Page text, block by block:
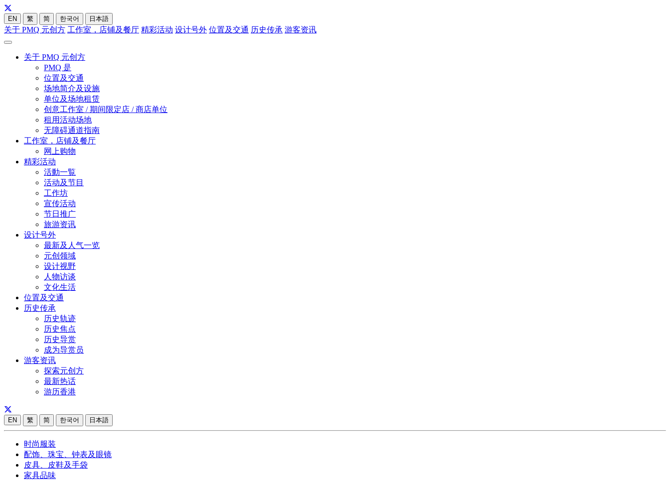
EN 繁 简 한국어 日本語
关于 PMQ 元创方 工作室，店铺及餐厅 精彩活动 设计号外 位置及交通 历史传承 游客资讯
关于 PMQ 元创方
PMQ 是
位置及交通
场地简介及设施
单位及场地租赁
创意工作室 / 期间限定店 / 商店单位
租用活动场地
无障碍通道指南
工作室，店铺及餐厅
网上购物
精彩活动
活動一覧
活动及节目
工作坊
宣传活动
节日推广
旅游资讯
设计号外
最新及人气一览
元创领域
设计视野
人物访谈
文化生活
位置及交通
历史传承
历史轨迹
历史焦点
历史导赏
成为导赏员
游客资讯
探索元创方
最新热话
游历香港
EN 繁 简 한국어 日本語
时尚服装
配饰、珠宝、钟表及眼镜
皮具、皮鞋及手袋
家具品味